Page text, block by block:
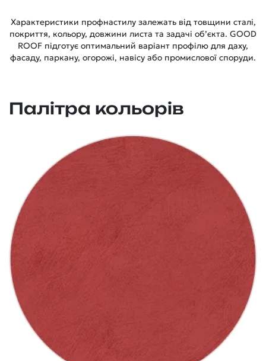
Характеристики профнастилу залежать від товщини сталі,
покриття, кольору, довжини листа та задачі об’єкта. GOOD
ROOF підготує оптимальний варіант профілю для даху,
фасаду, паркану, огорожі, навісу або промислової споруди.
Палітра кольорів